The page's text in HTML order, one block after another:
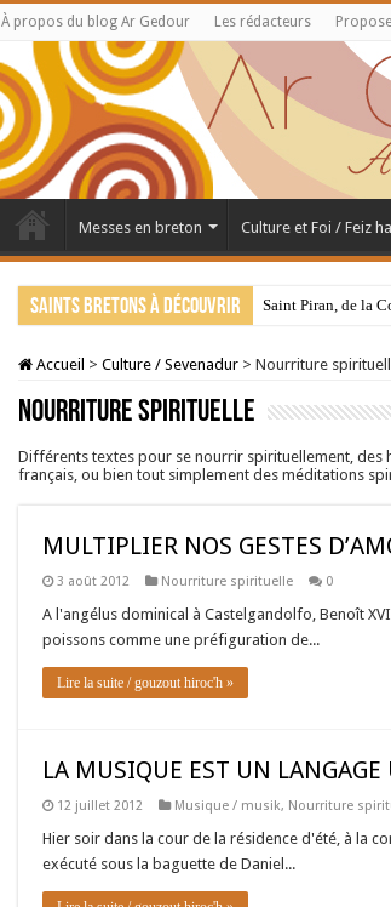
À propos du blog Ar Gedour Les rédacteurs
Messes en breton Culture et Foi / Feiz
Saints bretons à découvrir Saint Piran, de la
Accueil > Culture / Sevenadur > Nourriture
Nourriture spirituelle
Différents textes pour se nourrir spirituellement, des
français, ou bien tout simplement des méditations
MULTIPLIER NOS GESTES
3 août 2012 Nourriture spirituelle 0
A l'angélus dominical à Castelgandolfo, Benoît
poissons comme une préfiguration de...
Lire la suite / gouzout hiroc'h »
LA MUSIQUE EST UN LANGAGE
12 juillet 2012 Musique / musik, Nourriture
Hier soir dans la cour de la résidence d'été, à la
exécuté sous la baguette de Daniel...